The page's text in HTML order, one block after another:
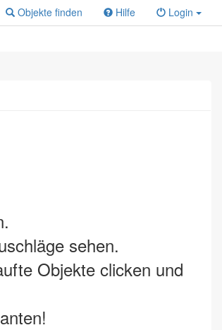
Objekte finden Hilfe
Login
sehen.
Objekte clicken und